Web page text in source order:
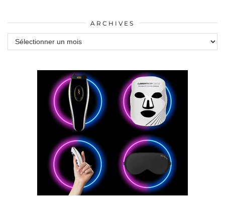
ARCHIVES
Archives